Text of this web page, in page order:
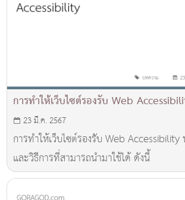
การทำให้เว็บไซต์รองรับ Web
23 มี.ค. 2567
การทำให้เว็บไซต์รองรับ Web
และวิธีการที่สามารถนำมาใช้ได้ ดังนี้